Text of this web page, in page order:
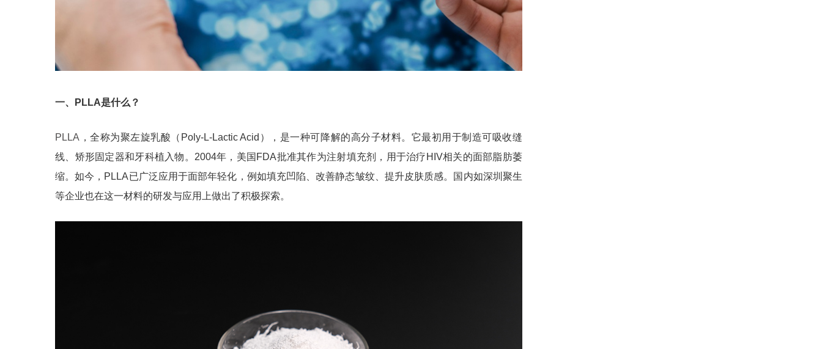
一、PLLA是什么？
PLLA ，全称为聚左旋乳酸（Poly-L-Lactic Acid），是一种可降解的高分子材料。它最初用于制造可吸收缝
线、矫形固定器和牙科植入物。2004年，美国FDA批准其作为注射填充剂，用于治疗HIV相关的面部脂肪萎
缩。如今，PLLA已广泛应用于面部年轻化，例如填充凹陷、改善静态皱纹、提升皮肤质感。国内如深圳聚生
等企业也在这一材料的研发与应用上做出了积极探索。